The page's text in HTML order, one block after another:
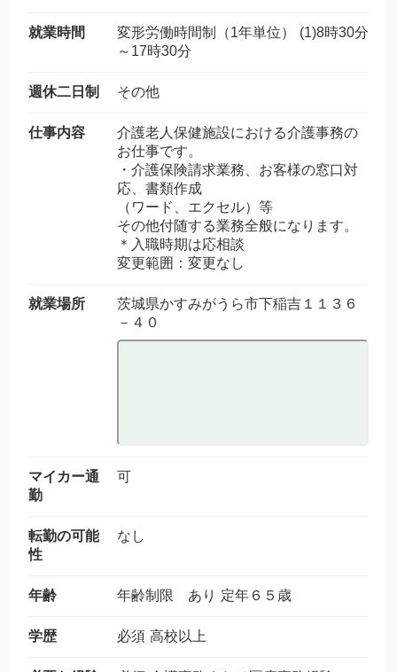
就業時間
変形労働時間制（1年単位） (1)8時30分
～17時30分
週休二日制 その他
仕事内容
介護老人保健施設における介護事務の
お仕事です。
・介護保険請求業務、お客様の窓口対
応、書類作成
（ワード、エクセル）等
その他付随する業務全般になります。
＊入職時期は応相談
変更範囲：変更なし
就業場所
茨城県かすみがうら市下稲吉１１３６
－４０
マイカー通
勤
可
転勤の可能
性
なし
年齢 年齢制限 あり 定年６５歳
学歴 必須 高校以上